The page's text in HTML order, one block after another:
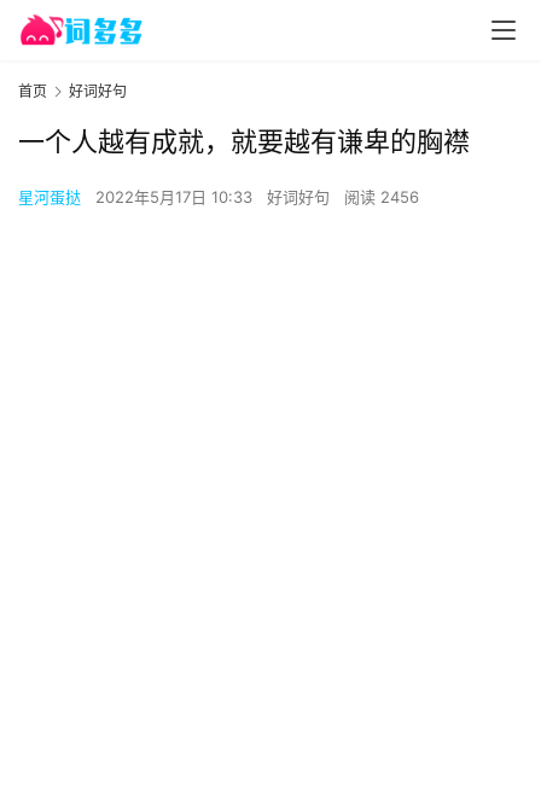
首页 好词好句
一个人越有成就，就要越有谦卑的胸襟
星河蛋挞 2022年5月17日 10:33 好词好句 阅读 2456